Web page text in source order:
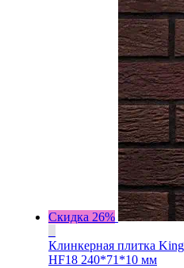
Скидка 26%
Клинкерная плитка
HF18 240*71*10 мм